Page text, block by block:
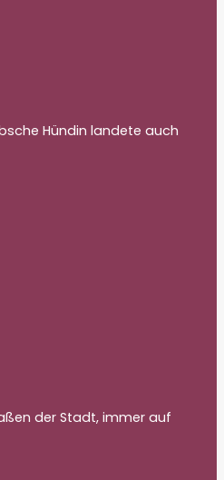
Hündin landete auch
der Stadt, immer auf